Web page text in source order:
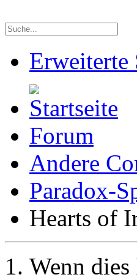
Erweiterte
Forum
Andere
Paradox-
Hearts of
Wenn